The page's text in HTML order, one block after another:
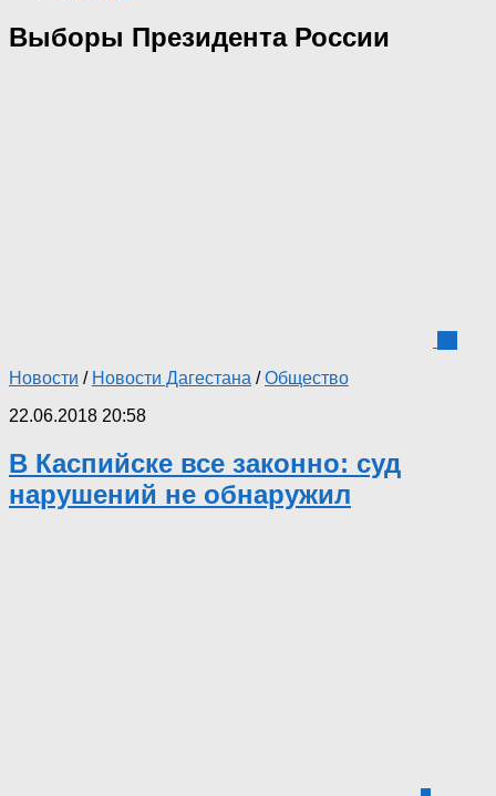
Выборы Президента России
Новости / Новости Дагестана /Общество
22.06.2018 20:58
В Каспийске все законно: суд
нарушений не обнаружил